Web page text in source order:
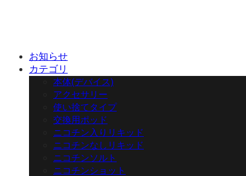
お知らせ
カテゴリ
本体(デバイス)
アクセサリー
使い捨てタイプ
交換用ポッド
ニコチン入りリキッド
ニコチンなしリキッド
ニコチンソルト
ニコチンショット